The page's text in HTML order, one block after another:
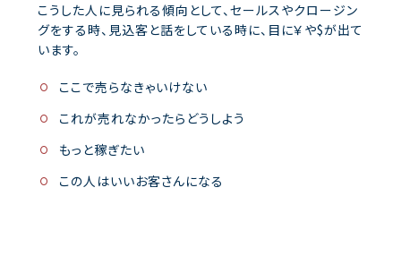
こうした人に見られる傾向として、セールスやクロージン
グをする時、見込客と話をしている時に、目に￥や$が出て
います。
ここで売らなきゃいけない
これが売れなかったらどうしよう
もっと稼ぎたい
この人はいいお客さんになる